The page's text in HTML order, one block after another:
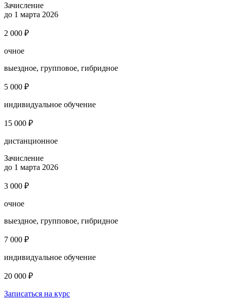
Зачисление
до 1 марта 2026
2 000 ₽
очное
выездное, групповое, гибридное
5 000 ₽
индивидуальное обучение
15 000 ₽
дистанционное
Зачисление
до 1 марта 2026
3 000 ₽
очное
выездное, групповое, гибридное
7 000 ₽
индивидуальное обучение
20 000 ₽
Записаться на курс